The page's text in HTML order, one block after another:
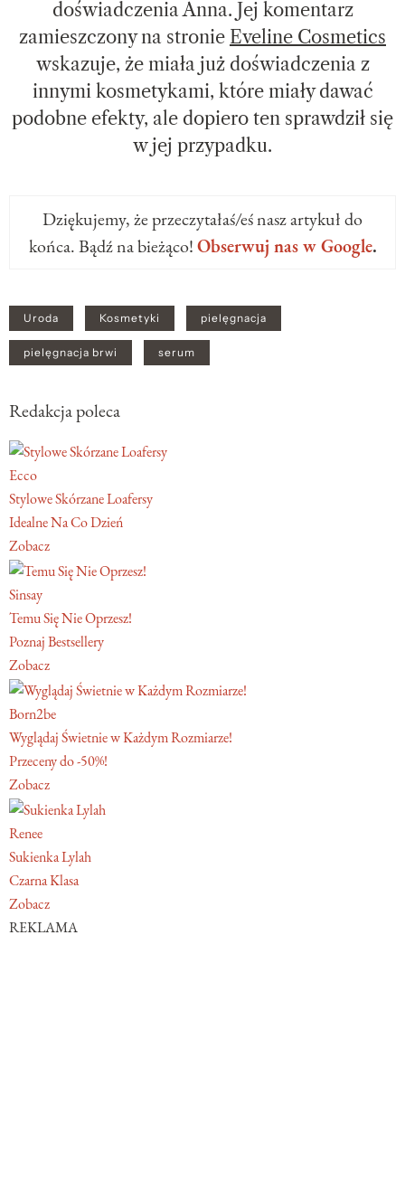
doświadczenia Anna. Jej komentarz
zamieszczony na stronie Eveline Cosmetics
wskazuje, że miała już doświadczenia z
innymi kosmetykami, które miały dawać
podobne efekty, ale dopiero ten sprawdził się
w jej przypadku.
Dziękujemy, że przeczytałaś/eś nasz artykuł do
końca. Bądź na bieżąco!Obserwuj nas w Google.
Uroda Kosmetyki pielęgnacja
pielęgnacja brwi serum
Redakcja poleca
Ecco
Stylowe Skórzane Loafersy
Idealne Na Co Dzień
Zobacz
Sinsay
Temu Się Nie Oprzesz!
Poznaj Bestsellery
Zobacz
Born2be
Wyglądaj Świetnie w Każdym Rozmiarze!
Przeceny do -50%!
Zobacz
Renee
Sukienka Lylah
Czarna Klasa
Zobacz
REKLAMA